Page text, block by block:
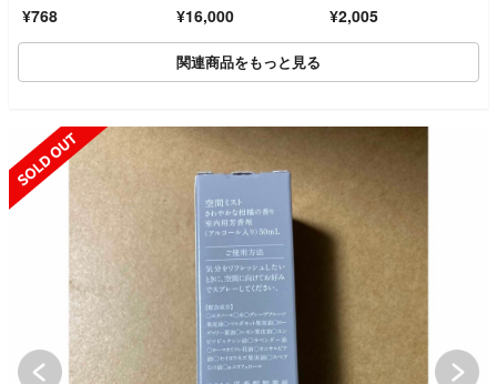
¥768 ¥16,000 ¥2,005
関連商品をもっと見る
SOLD OUT